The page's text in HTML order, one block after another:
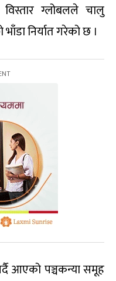
विस्तार ग्लोबलले चालु
निर्यात गरेको छ ।
आएको पञ्चकन्या समूह